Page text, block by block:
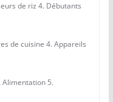
de riz 4. Débutants
de cuisine 4. Appareils
Alimentation 5.